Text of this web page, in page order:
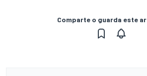
Comparte o guarda este